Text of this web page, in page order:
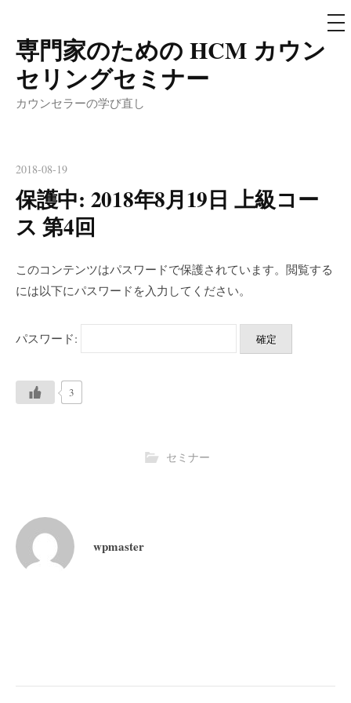
コ
ン
テ
ン
ス
キ
ッ
プ
専門家のための HCM カウン
セリングセミナー
カウンセラーの学び直し
メ
ニ
2018-08-19
保護中: 2018年8月19日 上級コー
ス 第4回
このコンテンツはパスワードで保護されています。閲覧する
には以下にパスワードを入力してください。
パスワード:
3
セミナー
wpmaster
ナ